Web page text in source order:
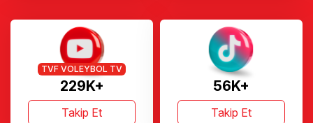
229K+
TVF VOLEYBOL TV
Takip Et
56K+
Takip Et